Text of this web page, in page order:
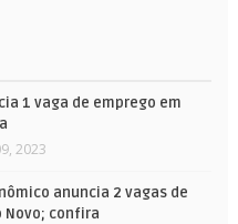
1 vaga de emprego em
2023
anuncia 2 vagas de
Novo; confira